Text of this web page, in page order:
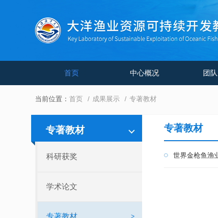
首页 中心概况 团
当前位置： 首页 成果展示 专著教材
专著教材
科研获奖
学术论文
专著教材
专著教材
世界金枪鱼渔